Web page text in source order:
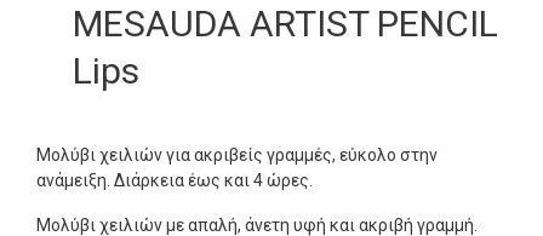
MESAUDA ARTIST PENCIL
Lips
Μολύβι χειλιών για ακριβείς γραμμές, εύκολο στην
ανάμειξη. Διάρκεια έως και 4 ώρες.
Μολύβι χειλιών με απαλή, άνετη υφή και ακριβή γραμμή.